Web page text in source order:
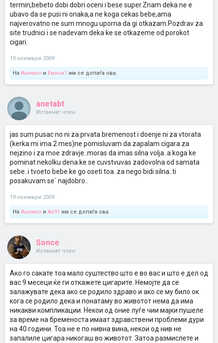
termin,bebeto dobi dobri oceni i bese super.Znam deka ne e
ubavo da se pusi ni onaka,a ne koga cekas bebe,ama
najverovatno ne sum mnogu uporna da gi otkazam.Pozdrav za
site trudnici i se nadevam deka ke se otkazeme od porokot
cigari.
19 ноември 2009
На Анимал и Емина1 им се допаѓа ова.
anetabt
Истакнат член
jas sum pusac no ni za prvata bremenost i doenje ni za vtorata
(kerka mi ima 2 mes)ne pomisluvam da zapalam cigara za
nejzino i za moe zdravje..moras da imas silna volja..a koga ke
pominat nekolku dena ke se cuvstvuvas zadovolna od samata
sebe..i tvoeto bebe ke go oseti toa..za nego bidi silna..ti
posakuvam se` najdobro..
19 ноември 2009
На Анимал и Aa91 им се допаѓа ова.
Sonce
Истакнат член
Ако го сакате тоа мало суштество што е во вас и што е дел од
вас 9 месеци ќе ги откажете цигарите. Немојте да се
залажувате дека ако се родило здраво и ако се му било ок
кога се родило дека и понатаму во животот нема да има
никакви компликации. Некои од оние луѓе чии мајки пушеле
за време на бременоста имаат здравствени проблеми дури
на 40 години. Тоа не е по нивна вина, некои од нив не
запалиле цигара никогаш во животот. Затоа размислете и